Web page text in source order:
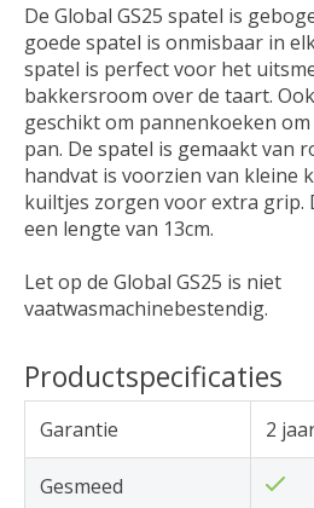
De Global GS25 spatel is
goede spatel is onmisbaar in
spatel is perfect voor het
bakkersroom over de taart.
geschikt om pannenkoeken
pan. De spatel is gemaakt van
handvat is voorzien van kleine
kuiltjes zorgen voor extra grip.
een lengte van 13cm.
Let op de Global GS25 is niet
vaatwasmachinebestendig.
Productspecificaties
Garantie 2
Gesmeed